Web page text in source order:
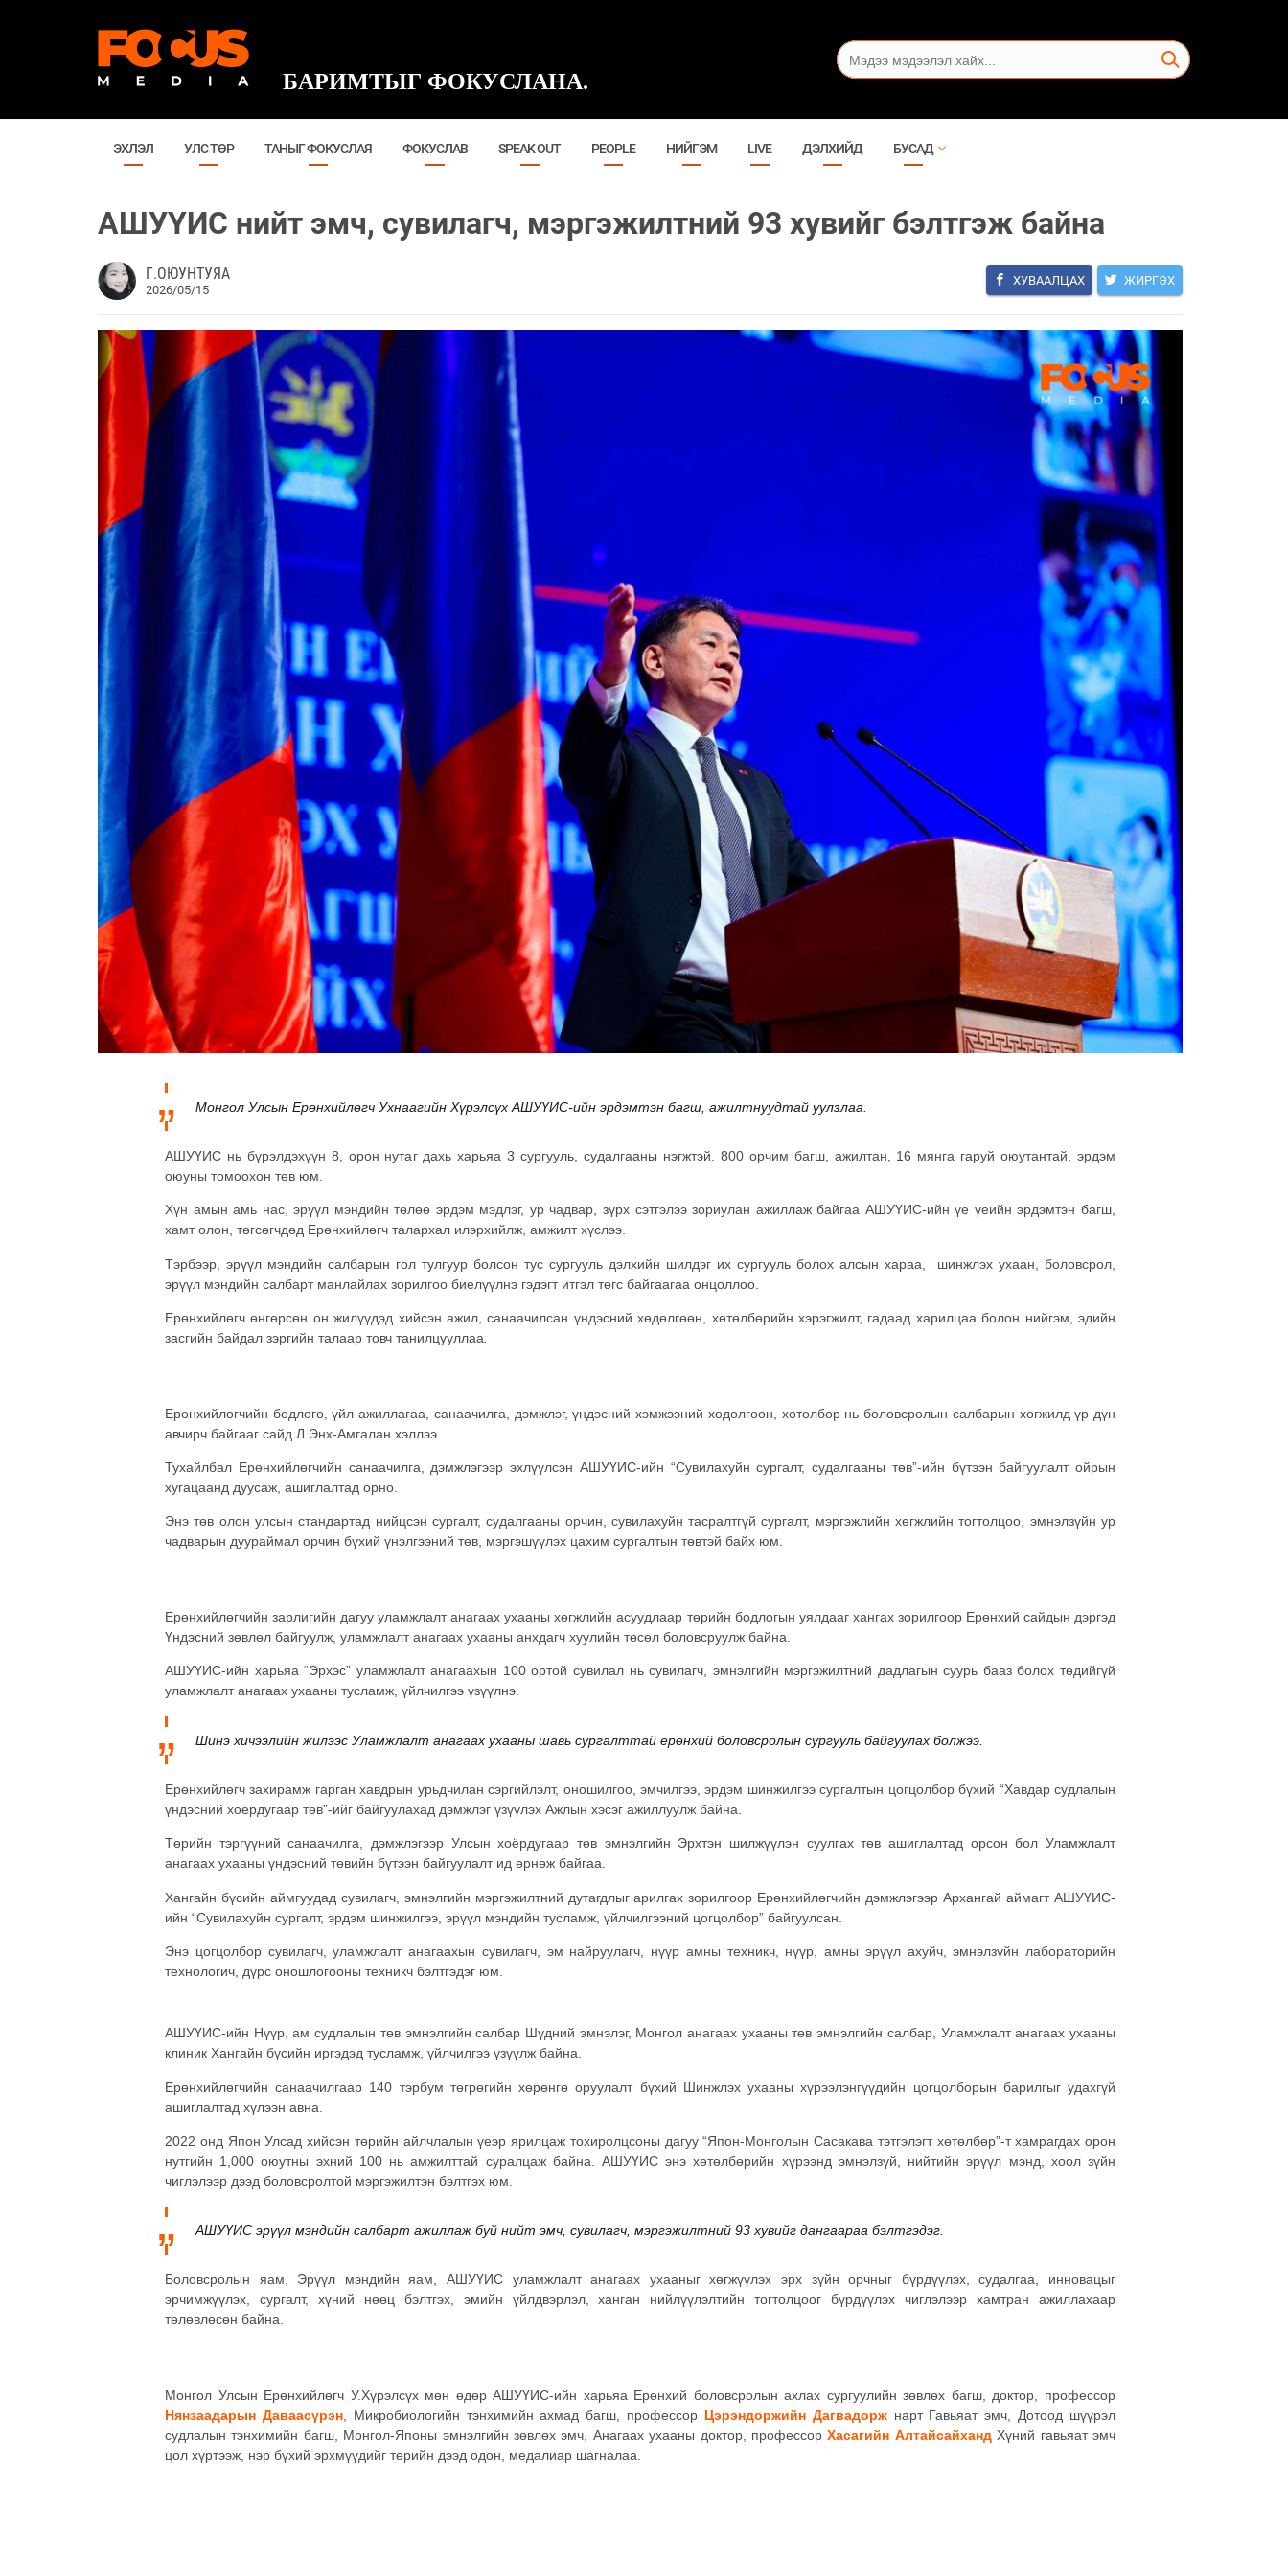
БАРИМТЫГ ФОКУСЛАНА.
ЭХЛЭЛ УЛС ТӨР ТАНЫГ ФОКУСЛАЯ ФОКУСЛАВ SPEAK OUT PEOPLE НИЙГЭМ LIVE ДЭЛХИЙД БУСАД
АШУҮИС нийт эмч, сувилагч, мэргэжилтний 93 хувийг бэлтгэж байна
Г.ОЮУНТУЯА
2026/05/15
ХУВААЛЦАХ ЖИРГЭХ
Монгол Улсын Ерөнхийлөгч Ухнаагийн Хүрэлсүх АШУҮИС-ийн эрдэмтэн багш, ажилтнуудтай уулзлаа.
АШУҮИС нь бүрэлдэхүүн 8, орон нутаг дахь харьяа 3 сургууль, судалгааны нэгжтэй. 800 орчим багш, ажилтан, 16 мянга гаруй оюутантай, эрдэм
оюуны томоохон төв юм.
Хүн амын амь нас, эрүүл мэндийн төлөө эрдэм мэдлэг, ур чадвар, зүрх сэтгэлээ зориулан ажиллаж байгаа АШУҮИС-ийн үе үеийн эрдэмтэн багш,
хамт олон, төгсөгчдөд Ерөнхийлөгч талархал илэрхийлж, амжилт хүслээ.
Тэрбээр, эрүүл мэндийн салбарын гол тулгуур болсон тус сургууль дэлхийн шилдэг их сургууль болох алсын хараа, шинжлэх ухаан, боловсрол,
эрүүл мэндийн салбарт манлайлах зорилгоо биелүүлнэ гэдэгт итгэл төгс байгаагаа онцоллоо.
Ерөнхийлөгч өнгөрсөн он жилүүдэд хийсэн ажил, санаачилсан үндэсний хөдөлгөөн, хөтөлбөрийн хэрэгжилт, гадаад харилцаа болон нийгэм, эдийн
засгийн байдал зэргийн талаар товч танилцууллаа
Ерөнхийлөгчийн бодлого, үйл ажиллагаа, санаачилга, дэмжлэг, үндэсний хэмжээний хөдөлгөөн, хөтөлбөр нь боловсролын салбарын хөгжилд үр дүн
авчирч байгааг сайд Л.Энх-Амгалан хэллээ.
Тухайлбал Ерөнхийлөгчийн санаачилга, дэмжлэгээр эхлүүлсэн АШУҮИС-ийн “Сувилахуйн сургалт, судалгааны төв”-ийн бүтээн байгуулалт ойрын
хугацаанд дуусаж, ашиглалтад орно.
Энэ төв олон улсын стандартад нийцсэн сургалт, судалгааны орчин, сувилахуйн тасралтгүй сургалт, мэргэжлийн хөгжлийн тогтолцоо, эмнэлзүйн ур
чадварын дуураймал орчин бүхий үнэлгээний төв, мэргэшүүлэх цахим сургалтын төвтэй байх юм.
Ерөнхийлөгчийн зарлигийн дагуу уламжлалт анагаах ухааны хөгжлийн асуудлаар төрийн бодлогын уялдааг хангах зорилгоор Ерөнхий сайдын дэргэд
Үндэсний зөвлөл байгуулж, уламжлалт анагаах ухааны анхдагч хуулийн төсөл боловсруулж байна.
АШУҮИС-ийн харьяа “Эрхэс” уламжлалт анагаахын 100 ортой сувилал нь сувилагч, эмнэлгийн мэргэжилтний дадлагын суурь бааз болох төдийгүй
уламжлалт анагаах ухааны тусламж, үйлчилгээ үзүүлнэ.
Шинэ хичээлийн жилээс Уламжлалт анагаах ухааны шавь сургалттай ерөнхий боловсролын сургууль байгуулах болжээ.
Ерөнхийлөгч захирамж гарган хавдрын урьдчилан сэргийлэлт, оношилгоо, эмчилгээ, эрдэм шинжилгээ сургалтын цогцолбор бүхий “Хавдар судлалын
үндэсний хоёрдугаар төв”-ийг байгуулахад дэмжлэг үзүүлэх Ажлын хэсэг ажиллуулж байна.
Төрийн тэргүүний санаачилга, дэмжлэгээр Улсын хоёрдугаар төв эмнэлгийн Эрхтэн шилжүүлэн суулгах төв ашиглалтад орсон бол Уламжлалт
анагаах ухааны үндэсний төвийн бүтээн байгуулалт ид өрнөж байгаа.
Хангайн бүсийн аймгуудад сувилагч, эмнэлгийн мэргэжилтний дутагдлыг арилгах зорилгоор Ерөнхийлөгчийн дэмжлэгээр Архангай аймагт АШУҮИС-
ийн “Сувилахуйн сургалт, эрдэм шинжилгээ, эрүүл мэндийн тусламж, үйлчилгээний цогцолбор” байгуулсан.
Энэ цогцолбор сувилагч, уламжлалт анагаахын сувилагч, эм найруулагч, нүүр амны техникч, нүүр, амны эрүүл ахуйч, эмнэлзүйн лабораторийн
технологич, дүрс оношлогооны техникч бэлтгэдэг юм.
АШУҮИС-ийн Нүүр, ам судлалын төв эмнэлгийн салбар Шүдний эмнэлэг, Монгол анагаах ухааны төв эмнэлгийн салбар, Уламжлалт анагаах ухааны
клиник Хангайн бүсийн иргэдэд тусламж, үйлчилгээ үзүүлж байна.
Ерөнхийлөгчийн санаачилгаар 140 тэрбум төгрөгийн хөрөнгө оруулалт бүхий Шинжлэх ухааны хүрээлэнгүүдийн цогцолборын барилгыг удахгүй
ашиглалтад хүлээн авна.
2022 онд Япон Улсад хийсэн төрийн айлчлалын үеэр ярилцаж тохиролцсоны дагуу “Япон-Монголын Сасакава тэтгэлэгт хөтөлбөр”-т хамрагдах орон
нутгийн 1,000 оюутны эхний 100 нь амжилттай суралцаж байна. АШУҮИС энэ хөтөлбөрийн хүрээнд эмнэлзүй, нийтийн эрүүл мэнд, хоол зүйн
чиглэлээр дээд боловсролтой мэргэжилтэн бэлтгэх юм.
АШУҮИС эрүүл мэндийн салбарт ажиллаж буй нийт эмч, сувилагч, мэргэжилтний 93 хувийг дангаараа бэлтгэдэг.
Боловсролын яам, Эрүүл мэндийн яам, АШУҮИС уламжлалт анагаах ухааныг хөгжүүлэх эрх зүйн орчныг бүрдүүлэх, судалгаа, инновацыг
эрчимжүүлэх, сургалт, хүний нөөц бэлтгэх, эмийн үйлдвэрлэл, ханган нийлүүлэлтийн тогтолцоог бүрдүүлэх чиглэлээр хамтран ажиллахаар
төлөвлөсөн байна.
Монгол Улсын Ерөнхийлөгч У.Хүрэлсүх мөн өдөр АШУҮИС-ийн харьяа Ерөнхий боловсролын ахлах сургуулийн зөвлөх багш, доктор, профессор
Нянзаадарын Даваасүрэн, Микробиологийн тэнхимийн ахмад багш, профессор Цэрэндоржийн Дагвадоржнарт Гавьяат эмч, Дотоод шүүрэл
судлалын тэнхимийн багш, Монгол-Японы эмнэлгийн зөвлөх эмч, Анагаах ухааны доктор, профессорХасагийн АлтайсайхандХүний гавьяат эмч
цол хүртээж, нэр бүхий эрхмүүдийг төрийн дээд одон, медалиар шагналаа.